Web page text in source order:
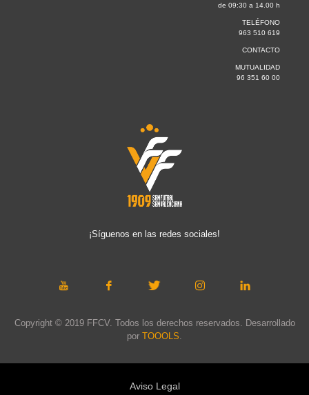
de 09:30 a 14.00 h
TELÉFONO
963 510 619
CONTACTO
MUTUALIDAD
96 351 60 00
¡Síguenos en las redes sociales!
Copyright © 2019 FFCV. Todos los derechos reservados. Desarrollado
por TOOOLS
Aviso Legal